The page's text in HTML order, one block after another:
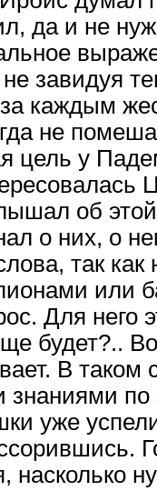
да и не
завидуя
каждым
не
цель у
об
о них, о
так
или
Для
будет?..
В таком
по
уже